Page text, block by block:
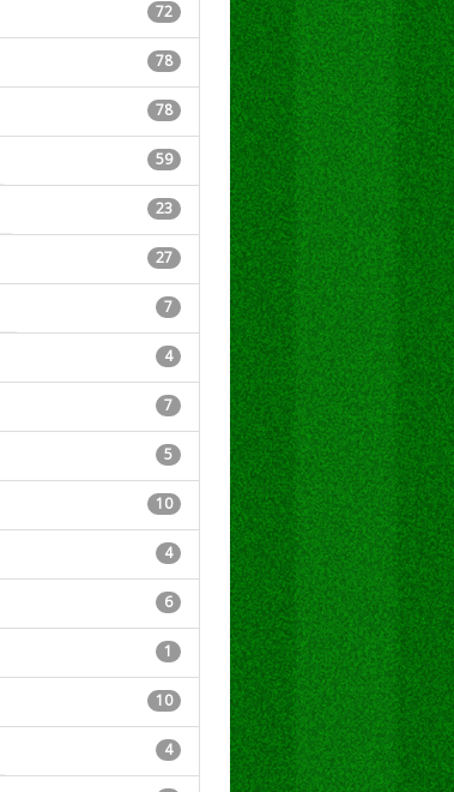
72
78
78
59
23
27
7
4
7
5
10
4
6
1
10
4